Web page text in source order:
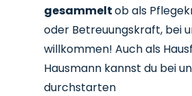
gesammeltob als
oder Betreuungskraft, bei
willkommen! Auch als
Hausmann kannst du bei
durchstarten